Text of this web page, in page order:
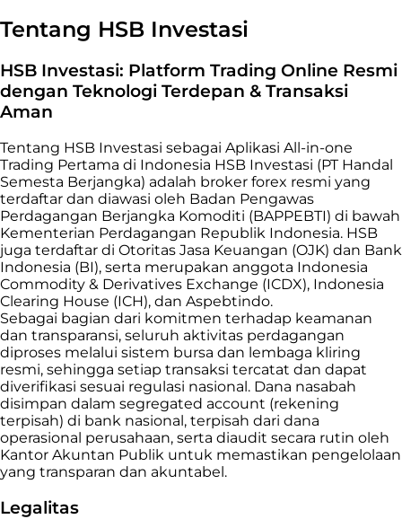
Tentang HSB Investasi
HSB Investasi: Platform Trading Online Resmi
dengan Teknologi Terdepan & Transaksi
Aman
Tentang HSB Investasi sebagai Aplikasi All-in-one
Trading Pertama di Indonesia HSB Investasi (PT Handal
Semesta Berjangka) adalah broker forex resmi yang
terdaftar dan diawasi oleh Badan Pengawas
Perdagangan Berjangka Komoditi (BAPPEBTI) di bawah
Kementerian Perdagangan Republik Indonesia. HSB
juga terdaftar di Otoritas Jasa Keuangan (OJK) dan Bank
Indonesia (BI), serta merupakan anggota Indonesia
Commodity & Derivatives Exchange (ICDX), Indonesia
Clearing House (ICH), dan Aspebtindo.
Sebagai bagian dari komitmen terhadap keamanan
dan transparansi, seluruh aktivitas perdagangan
diproses melalui sistem bursa dan lembaga kliring
resmi, sehingga setiap transaksi tercatat dan dapat
diverifikasi sesuai regulasi nasional. Dana nasabah
disimpan dalam segregated account (rekening
terpisah) di bank nasional, terpisah dari dana
operasional perusahaan, serta diaudit secara rutin oleh
Kantor Akuntan Publik untuk memastikan pengelolaan
yang transparan dan akuntabel.
Legalitas